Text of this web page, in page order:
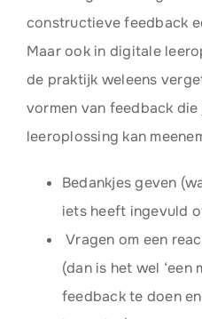
constructieve feedback
Maar ook in digitale
de praktijk weleens
vormen van feedback
leeroplossing kan
Bedankjes geven
iets heeft ingevuld
Vragen om een
(dan is het wel ‘een
feedback te doen